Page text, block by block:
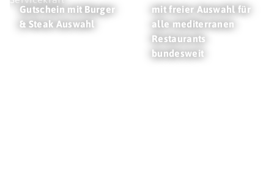
Gutschein mit Burger
& Steak Auswahl
mit freier Auswahl für
alle mediterranen
Restaurants
bundesweit